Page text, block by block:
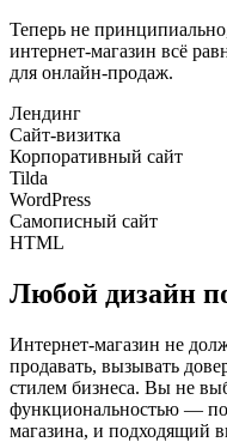
Теперь не
интернет-магазин всё
для онлайн-продаж.
Лендинг
Сайт-визитка
Корпоративный сайт
Tilda
WordPress
Самописный сайт
HTML
Любой дизайн
Интернет-магазин не
продавать, вызывать
стилем бизнеса. Вы не
функциональностью —
магазина, и подходящий